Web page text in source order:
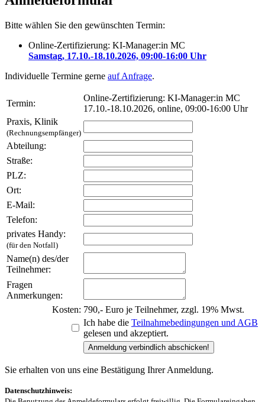
Bitte wählen Sie den gewünschten Termin:
Online-Zertifizierung: KI-Manager:in MC
Samstag, 17.10.-18.10.2026, 09:00-16:00 Uhr
Individuelle Termine gerne auf Anfrage.
Termin:
Online-Zertifizierung: KI-Manager:in MC
17.10.-18.10.2026, online, 09:00-16:00 Uhr
Praxis, Klinik
(Rechnungsempfänger)
Abteilung:
Straße:
PLZ:
Ort:
E-Mail:
Telefon:
privates Handy:
(für den Notfall)
Name(n) des/der
Teilnehmer:
Fragen
Anmerkungen:
Kosten: 790,- Euro je Teilnehmer, zzgl. 19% Mwst.
Ich habe die Teilnahmebedingungen und AGB
gelesen und akzeptiert.
Sie erhalten von uns eine Bestätigung Ihrer Anmeldung.
Datenschutzhinweis: